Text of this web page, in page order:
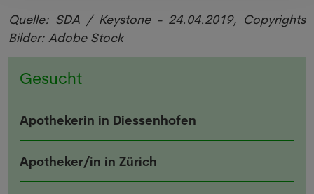
Quelle: SDA / Keystone - 24.04.2019, Copyrights
Bilder: Adobe Stock
Gesucht
Apothekerin in Diessenhofen
Apotheker/in in Zürich